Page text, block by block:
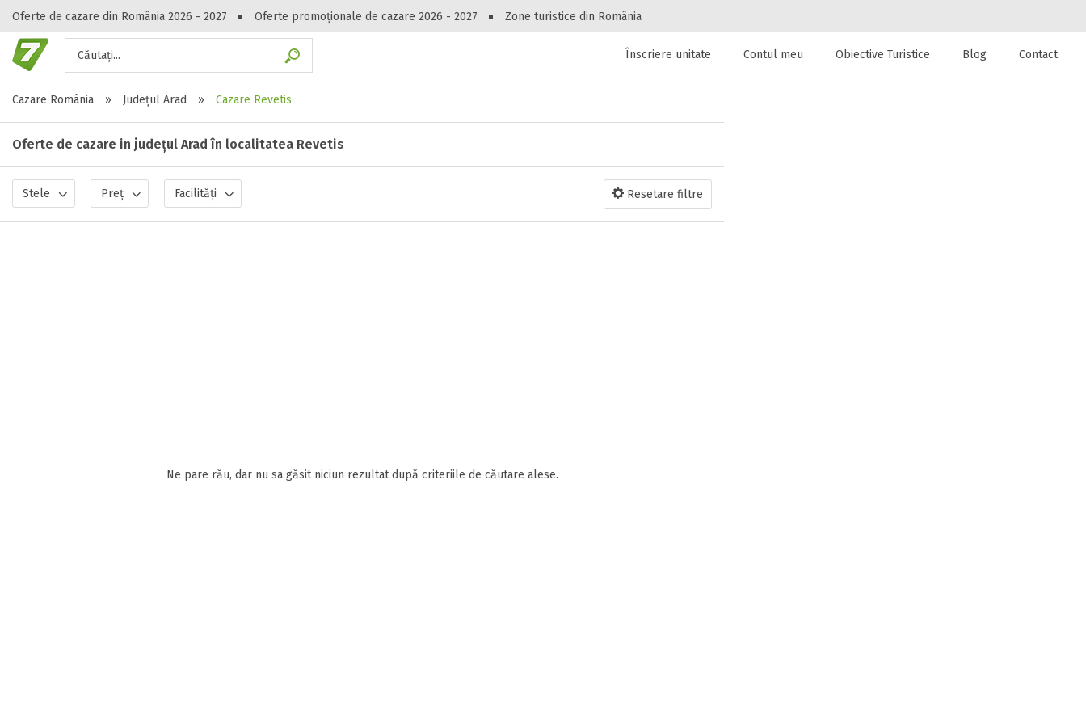
Oferte de cazare din România 2026 - 2027 Oferte promoționale de cazare 2026 - 2027 Zone turistice din România
Căutați...
Peste 10549 oferte de cazare!
Gasești hoteluri, pensiuni, vile, apartamente sau alte unitați de cazare la
Înscriere unitate Contul meu Obiective Turistice Blog Contact
Cazare România
» Județul Arad » Cazare Revetis
Oferte de cazare in județul Arad în localitatea Revetis
Stele Preț Facilități Resetare filtre
Ne pare rău, dar nu sa găsit niciun rezultat după criteriile de căutare alese.